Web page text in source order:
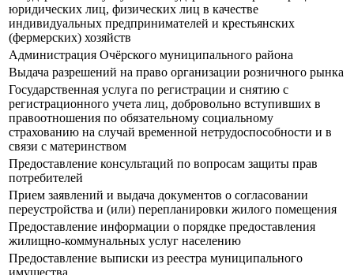
юридических лиц, физических лиц в качестве
индивидуальных предпринимателей и крестьянских
(фермерских) хозяйств
Администрация Очёрского муниципального района
Выдача разрешений на право организации розничного рынка
Государственная услуга по регистрации и снятию с
регистрационного учета лиц, добровольно вступивших в
правоотношения по обязательному социальному
страхованию на случай временной нетрудоспособности и в
связи с материнством
Предоставление консультаций по вопросам защиты прав
потребителей
Прием заявлений и выдача документов о согласовании
переустройства и (или) перепланировки жилого помещения
Предоставление информации о порядке предоставления
жилищно-коммунальных услуг населению
Предоставление выписки из реестра муниципального